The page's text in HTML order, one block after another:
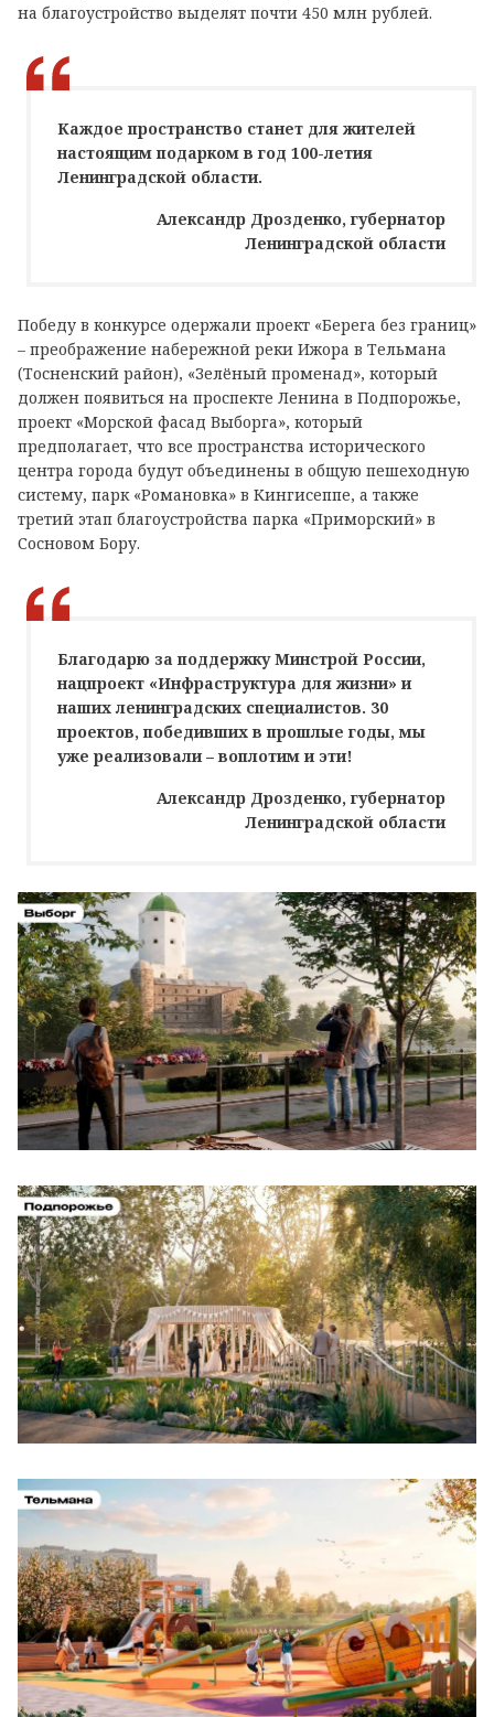
на благоустройство выделят почти 450 млн рублей.
Каждое пространство станет для жителей
настоящим подарком в год 100-летия
Ленинградской области.
Александр Дрозденко, губернатор
Ленинградской области
Победу в конкурсе одержали проект «Берега без границ»
– преображение набережной реки Ижора в Тельмана
(Тосненский район), «Зелёный променад», который
должен появиться на проспекте Ленина в Подпорожье,
проект «Морской фасад Выборга», который
предполагает, что все пространства исторического
центра города будут объединены в общую пешеходную
систему, парк «Романовка» в Кингисеппе, а также
третий этап благоустройства парка «Приморский» в
Сосновом Бору.
Благодарю за поддержку Минстрой России,
нацпроект «Инфраструктура для жизни» и
наших ленинградских специалистов. 30
проектов, победивших в прошлые годы, мы
уже реализовали – воплотим и эти!
Александр Дрозденко, губернатор
Ленинградской области